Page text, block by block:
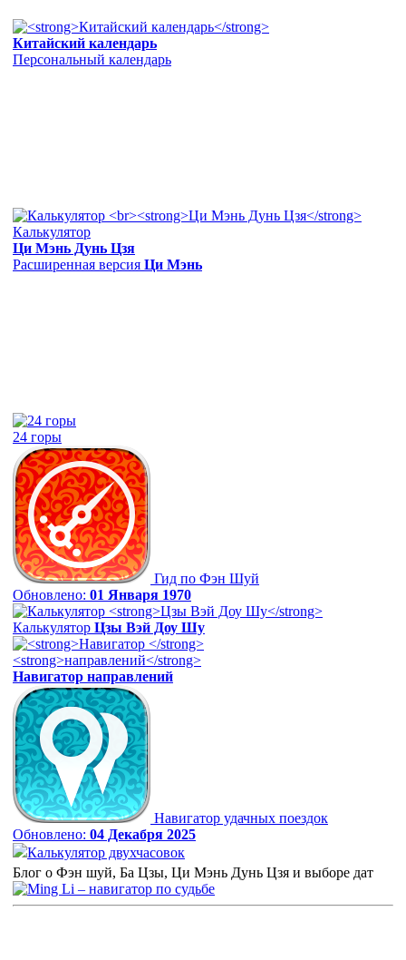
Китайский календарь
Персональный календарь
Калькулятор
Ци Мэнь Дунь Цзя
Расширенная версия Ци Мэнь
24 горы
Гид по Фэн Шуй
Обновлено: 01 Января 1970
Калькулятор Цзы Вэй Доу Шу
Навигатор направлений
Навигатор удачных поездок
Обновлено: 04 Декабря 2025
Калькулятор двухчасовок
Блог о Фэн шуй, Ба Цзы, Ци Мэнь Дунь Цзя и выборе дат